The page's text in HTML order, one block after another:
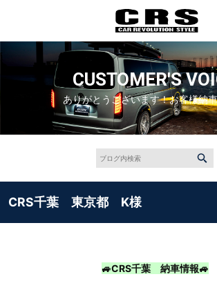
CUSTOMER'S
ありがとうございます！お客様納
CRS千葉 東京都 K様
🚙CRS千葉 納車情報🚙